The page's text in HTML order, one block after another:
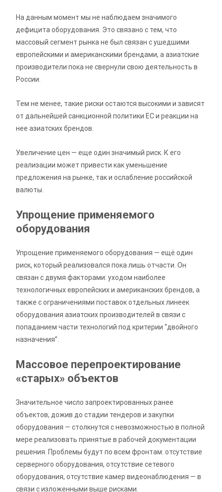
На данным момент мы не наблюдаем значимого
дефицита оборудования. Это связано с тем, что
массовый сегмент рынка не был связан с ушедшими
европейскими и американскими брендами, а азиатские
производители пока не свернули свою деятельность в
России.
Тем не менее, такие риски остаются высокими и зависят
от дальнейшей санкционной политики ЕС и реакции на
нее азиатских брендов.
Увеличение цен — еще один значимый риск. К его
реализации может привести как уменьшение
предложения на рынке, так и ослабление российской
валюты.
Упрощение применяемого
оборудования
Упрощение применяемого оборудования — ещё один
риск, который реализовался пока лишь отчасти. Он
связан с двумя факторами: уходом наиболее
технологичных европейских и американских брендов, а
также с ограничениями поставок отдельных линеек
оборудования азиатских производителей в связи с
попаданием части технологий под критерии “двойного
назначения”.
Массовое перепроектирование
«старых» объектов
Значительное число запроектированных ранее
объектов, дожив до стадии тендеров и закупки
оборудования — столкнутся с невозможностью в полной
мере реализовать принятые в рабочей документации
решения. Проблемы будут по всем фронтам: отсутствие
серверного оборудования, отсутствие сетевого
оборудования, отсутствие камер видеонаблюдения — в
связи с изложенными выше рисками.